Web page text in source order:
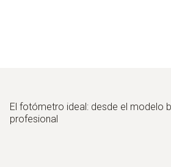
El fotómetro ideal: desde el modelo
profesional